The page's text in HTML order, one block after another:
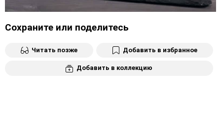
Сохраните или поделитесь
Читать позже Добавить в избранное
Добавить в коллекцию